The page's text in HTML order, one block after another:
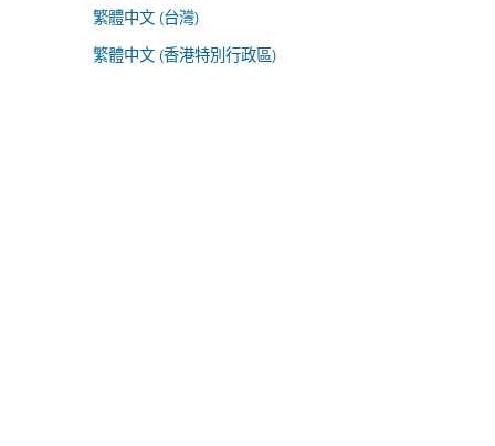
繁體中文 (台灣)
繁體中文 (香港特別行政區)